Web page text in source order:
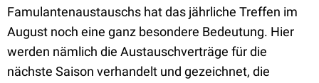
Famulantenaustauschs hat das jährliche Treffen im
August noch eine ganz besondere Bedeutung. Hier
werden nämlich die Austauschverträge für die
nächste Saison verhandelt und gezeichnet, die